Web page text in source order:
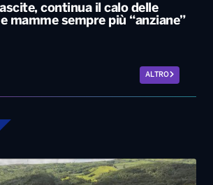
continua il calo delle
mamme sempre più “anziane”
ALTRO